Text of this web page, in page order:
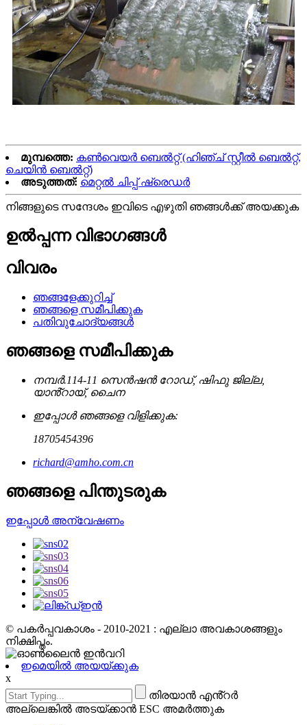
മുമ്പത്തെ: കൺവെയർ ബെൽറ്റ് (ഹിഞ്ച് സ്റ്റീൽ ബെൽറ്റ്,
ചെയിൻ ബെൽറ്റ്)
അടുത്തത്: മെറ്റൽ ചിപ്പ് ഷ്രെഡർ
നിങ്ങളുടെ സന്ദേശം ഇവിടെ എഴുതി ഞങ്ങൾക്ക് അയക്കുക
ഉൽപ്പന്ന വിഭാഗങ്ങൾ
വിവരം
ഞങ്ങളേക്കുറിച്ച്
ഞങ്ങളെ സമീപിക്കുക
പതിവുചോദ്യങ്ങൾ
ഞങ്ങളെ സമീപിക്കുക
നമ്പർ.114-11 സെൻഷൻ റോഡ്, ഷിഫു ജില്ല,
യാൻ്റായ്, ചൈന
ഇപ്പോൾ ഞങ്ങളെ വിളിക്കുക:
18705454396
richard@amho.com.cn
ഞങ്ങളെ പിന്തുടരുക
ഇപ്പോൾ അന്വേഷണം
© പകർപ്പവകാശം - 2010-2021 : എല്ലാ അവകാശങ്ങളും
നിക്ഷിപ്തം.
ഇമെയിൽ അയയ്ക്കുക
x
തിരയാൻ എൻ്റർ
അല്ലെങ്കിൽ അടയ്ക്കാൻ ESC അമർത്തുക